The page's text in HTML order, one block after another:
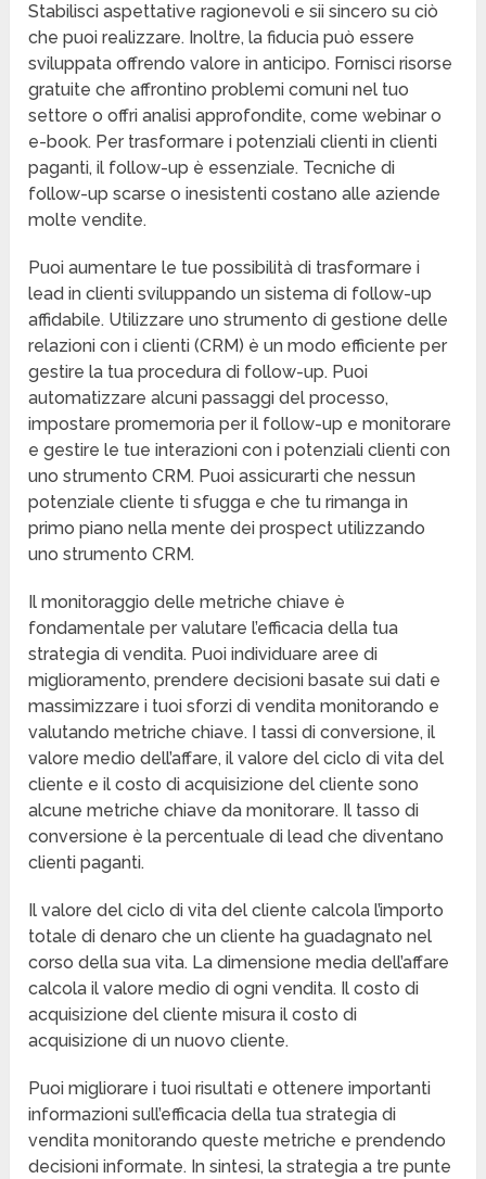
Stabilisci aspettative ragionevoli e sii sincero su ciò
che puoi realizzare. Inoltre, la fiducia può essere
sviluppata offrendo valore in anticipo. Fornisci risorse
gratuite che affrontino problemi comuni nel tuo
settore o offri analisi approfondite, come webinar o
e-book. Per trasformare i potenziali clienti in clienti
paganti, il follow-up è essenziale. Tecniche di
follow-up scarse o inesistenti costano alle aziende
molte vendite.
Puoi aumentare le tue possibilità di trasformare i
lead in clienti sviluppando un sistema di follow-up
affidabile. Utilizzare uno strumento di gestione delle
relazioni con i clienti (CRM) è un modo efficiente per
gestire la tua procedura di follow-up. Puoi
automatizzare alcuni passaggi del processo,
impostare promemoria per il follow-up e monitorare
e gestire le tue interazioni con i potenziali clienti con
uno strumento CRM. Puoi assicurarti che nessun
potenziale cliente ti sfugga e che tu rimanga in
primo piano nella mente dei prospect utilizzando
uno strumento CRM.
Il monitoraggio delle metriche chiave è
fondamentale per valutare l’efficacia della tua
strategia di vendita. Puoi individuare aree di
miglioramento, prendere decisioni basate sui dati e
massimizzare i tuoi sforzi di vendita monitorando e
valutando metriche chiave. I tassi di conversione, il
valore medio dell’affare, il valore del ciclo di vita del
cliente e il costo di acquisizione del cliente sono
alcune metriche chiave da monitorare. Il tasso di
conversione è la percentuale di lead che diventano
clienti paganti.
Il valore del ciclo di vita del cliente calcola l’importo
totale di denaro che un cliente ha guadagnato nel
corso della sua vita. La dimensione media dell’affare
calcola il valore medio di ogni vendita. Il costo di
acquisizione del cliente misura il costo di
acquisizione di un nuovo cliente.
Puoi migliorare i tuoi risultati e ottenere importanti
informazioni sull’efficacia della tua strategia di
vendita monitorando queste metriche e prendendo
decisioni informate. In sintesi, la strategia a tre punte